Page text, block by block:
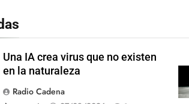
Una IA crea virus que no existen
en la naturaleza
Radio Cadena